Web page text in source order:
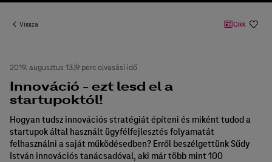
Vissza Cikk
Innováció - ezt lesd el a
startupoktól!
Hogyan tudsz innovációs stratégiát építeni és miként tudod a
startupok által használt ügyfélfejlesztés folyamatát
felhasználni a saját működésedben? Erről beszélgettünk Sűdy
István innovációs tanácsadóval, aki már több mint 100
2019. augusztus 13.9 perc olvasási idő